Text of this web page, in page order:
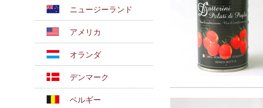
ニュージーランド
アメリカ
オランダ
デンマーク
ベルギー